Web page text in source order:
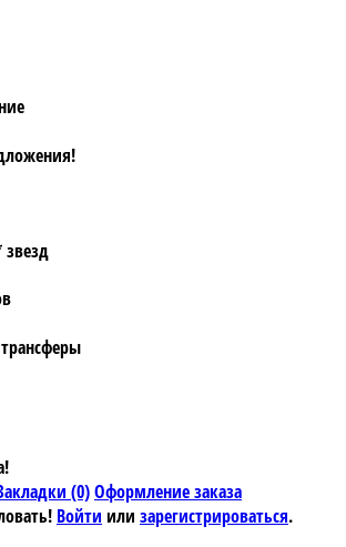
(0)Оформление заказа
Войти или зарегистрироваться.